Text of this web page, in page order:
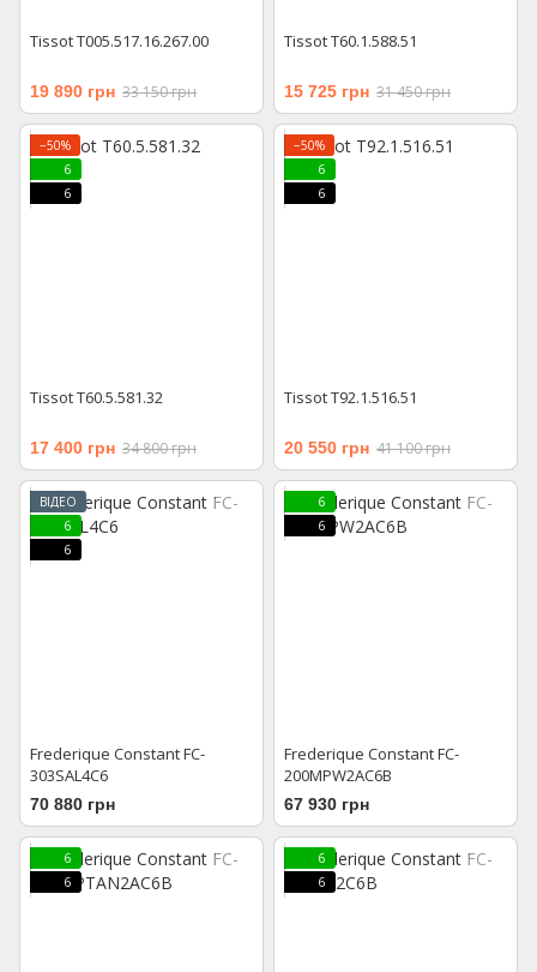
Tissot T005.517.16.267.00
19 890 грн 33 150 грн
Tissot T60.1.588.51
15 725 грн 31 450 грн
−50%
6
6
Tissot T60.5.581.32
17 400 грн 34 800 грн
−50%
6
6
Tissot T92.1.516.51
20 550 грн 41 100 грн
ВІДЕО
6
6
Frederique Constant FC-
303SAL4C6
70 880 грн
6
6
Frederique Constant FC-
200MPW2AC6B
67 930 грн
6
6
6
6